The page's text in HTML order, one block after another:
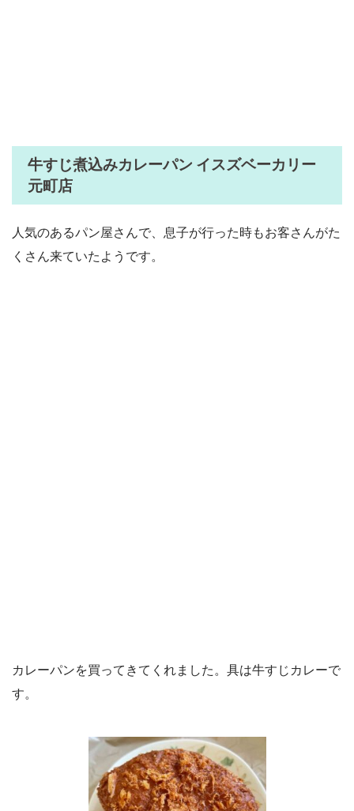
牛すじ煮込みカレーパン イスズベーカリー
元町店
人気のあるパン屋さんで、息子が行った時もお客さんがた
くさん来ていたようです。
カレーパンを買ってきてくれました。具は牛すじカレーで
す。